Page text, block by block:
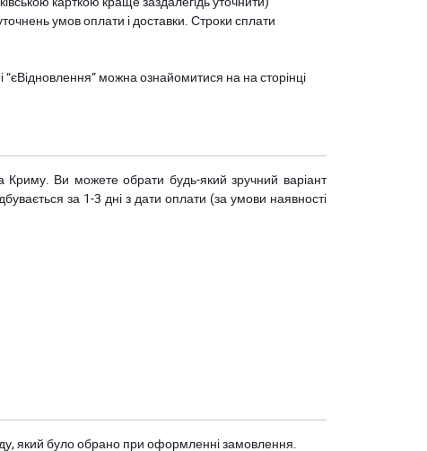
умов оплати і доставки. Строки сплати
“єВідновлення” можна ознайомитися на на сторінці
Криму. Ви можете обрати будь-який зручний варіант
за 1-3 дні з дати оплати (за умови наявності
який було обрано при оформленні замовлення.